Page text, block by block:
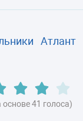
Атлант
41 голоса)